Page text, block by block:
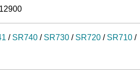
/ SR740 / SR730 / SR720 / SR710 /